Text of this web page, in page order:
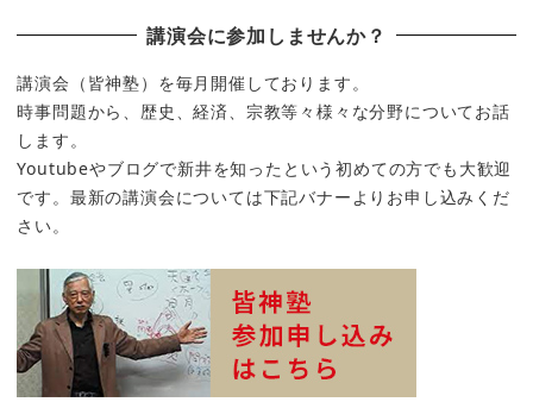
講演会に参加しませんか？
講演会（皆神塾）を毎月開催しております。
時事問題から、歴史、経済、宗教等々様々な分野についてお話
します。
Youtubeやブログで新井を知ったという初めての方でも大歓迎
です。最新の講演会については下記バナーよりお申し込みくだ
さい。